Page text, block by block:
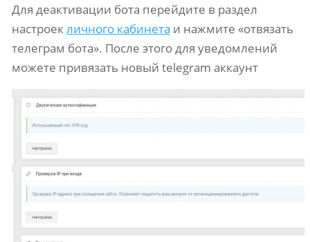
Для деактивации бота перейдите в раздел
настроекличного кабинета и нажмите «отвязать
телеграм бота». После этого для уведомлений
можете привязать новый telegram аккаунт